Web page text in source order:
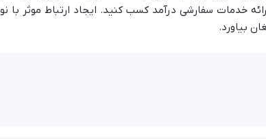
خدمات سفارشی درآمد کسب کنید. ایجاد ارتباط موثر با
بیاورد.